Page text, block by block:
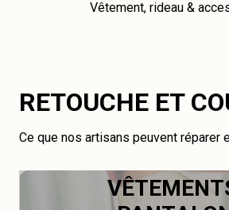
Vêtement, rideau &
RETOUCHE ET
Ce que nos artisans peuvent réparer